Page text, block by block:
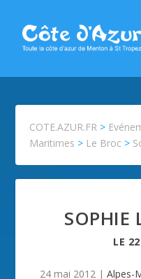
COTE.AZUR.FR >
Maritimes > Le Broc >
SOPHIE
LE
24 mai 2012| Alpes-